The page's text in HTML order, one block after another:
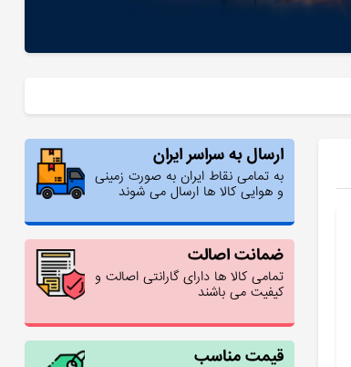
ارسال به سراسر ایران
به تمامی نقاط ایران به صورت زمینی
و هوایی کالا ها ارسال می شوند
ضمانت اصالت
تمامی کالا ها دارای گارانتی اصالت و
کیفیت می باشند
قیمت مناسب